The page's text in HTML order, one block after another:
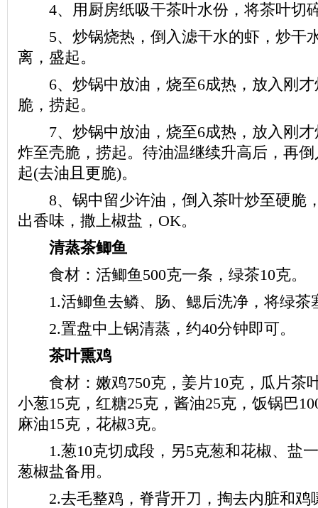
4、用厨房纸吸干茶叶水份，将茶叶切
5、炒锅烧热，倒入滤干水的虾，炒干
离，盛起。
6、炒锅中放油，烧至6成热，放入刚才
脆，捞起。
7、炒锅中放油，烧至6成热，放入刚才
炸至壳脆，捞起。待油温继续升高后，再
起(去油且更脆)。
8、锅中留少许油，倒入茶叶炒至硬脆
出香味，撒上椒盐，OK。
清蒸茶鲫鱼
食材：活鲫鱼500克一条，绿茶10克。
1.活鲫鱼去鳞、肠、鳃后洗净，将绿茶
2.置盘中上锅清蒸，约40分钟即可。
茶叶熏鸡
食材：嫩鸡750克，姜片10克，瓜片茶
小葱15克，红糖25克，酱油25克，饭锅巴
麻油15克，花椒3克。
1.葱10克切成段，另5克葱和花椒、盐
葱椒盐备用。
2.去毛整鸡，脊背开刀，掏去内脏和鸡